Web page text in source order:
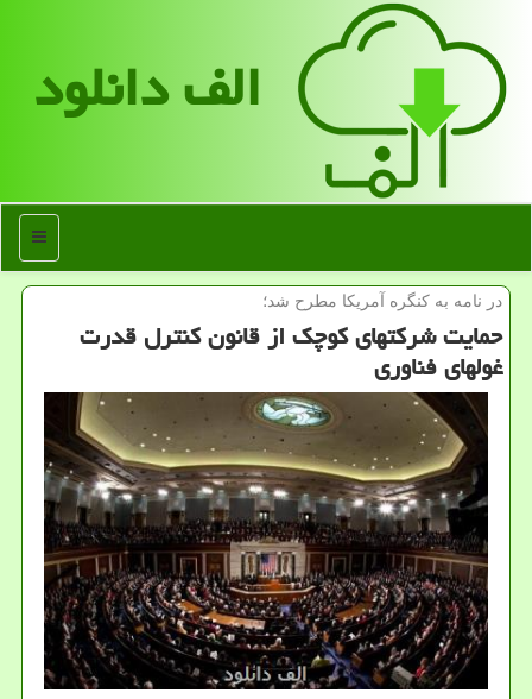
الف دانلود
منو
در نامه به كنگره آمریكا مطرح شد؛
حمایت شرکتهای کوچک از قانون کنترل قدرت
غولهای فناوری